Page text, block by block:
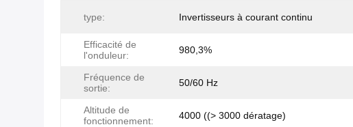
type: Invertisseurs à courant continu
Efficacité de
l'onduleur:
980,3%
Fréquence de
sortie:
50/60 Hz
Altitude de
fonctionnement:
4000 ((> 3000 dératage)